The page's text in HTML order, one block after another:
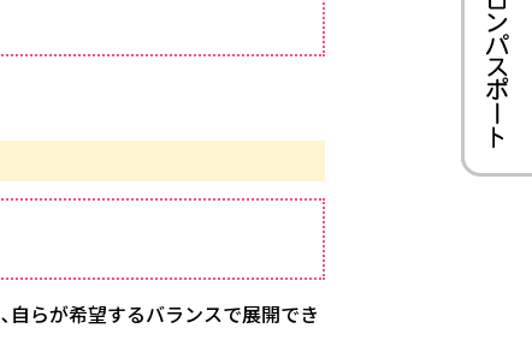
らが希望するバランスで展開でき